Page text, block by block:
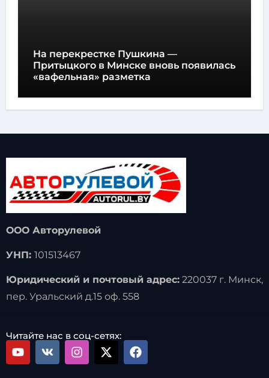
На перекрестке Пушкина —
Притыцкого в Минске вновь появилась
«вафельная» разметка
ООО Авторулевой
УНП: 101513467
Юридический и почтовый адрес:220037 г. Минск,
пер. Уральский д.15 оф. 558
Читайте нас в соц-сетях: